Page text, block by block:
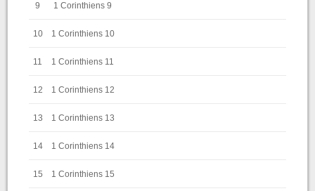
9 1 Corinthiens 9
10 1 Corinthiens 10
11 1 Corinthiens 11
12 1 Corinthiens 12
13 1 Corinthiens 13
14 1 Corinthiens 14
15 1 Corinthiens 15